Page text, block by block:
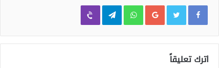
Google+
WhatsApp
Telegram
Viber
اترك تعليقاً